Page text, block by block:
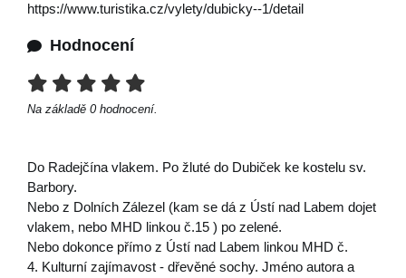
https://www.turistika.cz/vylety/dubicky--1/detail
Hodnocení
Na základě 0 hodnocení.
Do Radejčína vlakem. Po žluté do Dubiček ke kostelu sv.
Barbory.
Nebo z Dolních Zálezel (kam se dá z Ústí nad Labem dojet
vlakem, nebo MHD linkou č.15 ) po zelené.
Nebo dokonce přímo z Ústí nad Labem linkou MHD č.
4. Kulturní zajímavost - dřevěné sochy. Jméno autora a